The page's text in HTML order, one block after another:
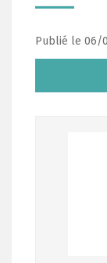
Publié le 06/